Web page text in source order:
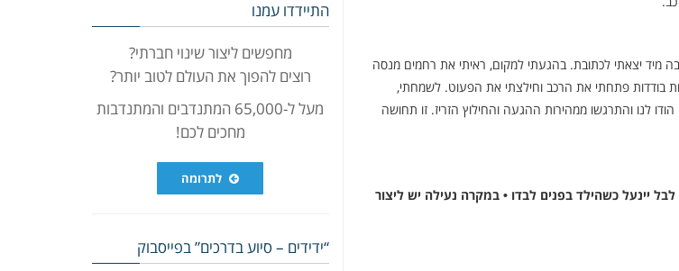
יצאתי לכתובת. בהגעתי למקום, ראיתי את רחמים מנסה
בודדות פתחתי את הרכב וחילצתי את הפעוט. לשמחתי,
לנו והתרגשו ממהירות ההגעה והחילוץ הזריז. זו תחושה
יינעל כשהילד בפנים לבדו • במקרה נעילה יש ליצור
התיידדו עמנו
מחפשים ליצור שינוי חברתי?
רוצים להפוך את העולם לטוב יותר?
מעל ל-65,000 המתנדבים והמתנדבות
מחכים לכם!
לתרומה
“ידידים – סיוע בדרכים” בפייסבוק